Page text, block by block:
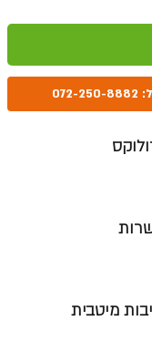
מבצע
מיטבית